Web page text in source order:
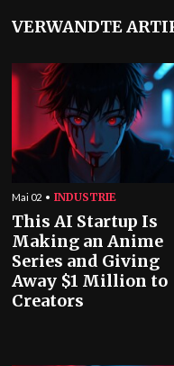
VERWANDTE
Mai 02 INDUSTRIE
This AI Startup Is
Making an Anime
Series and Giving
Away $1 Million to
Creators